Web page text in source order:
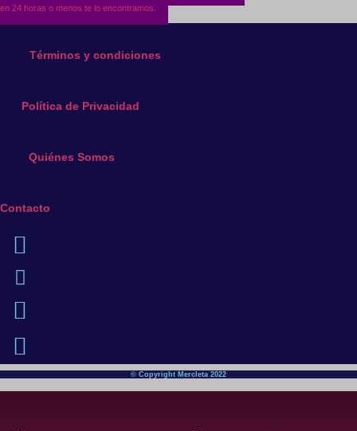
en 24 horas o menos te lo encontramos.
Términos y condiciones
Política de Privacidad
Quiénes Somos
Contacto
© Copyright Mercleta 2022